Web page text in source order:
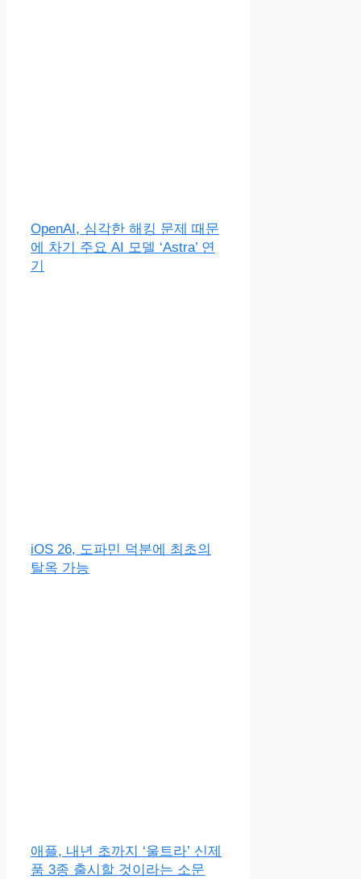
OpenAI, 심각한 해킹 문제 때문
에 차기 주요 AI 모델 ‘Astra’ 연
기
iOS 26, 도파민 덕분에 최초의
탈옥 가능
애플, 내년 초까지 ‘울트라’ 신제
품 3종 출시할 것이라는 소문